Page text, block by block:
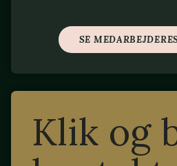
SE
Klik og